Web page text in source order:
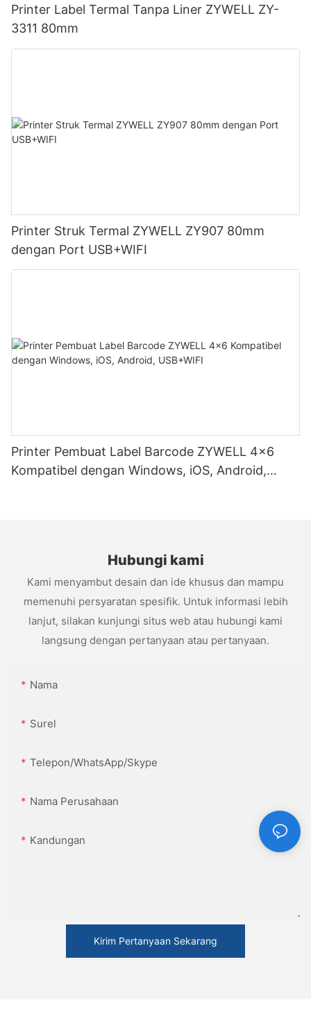
Printer Label Termal Tanpa Liner ZYWELL ZY-
3311 80mm
Printer Struk Termal ZYWELL ZY907 80mm
dengan Port USB+WIFI
Printer Pembuat Label Barcode ZYWELL 4x6
Kompatibel dengan Windows, iOS, Android,
Hubungi kami
Kami menyambut desain dan ide khusus dan mampu
memenuhi persyaratan spesifik. Untuk informasi lebih
lanjut, silakan kunjungi situs web atau hubungi kami
langsung dengan pertanyaan atau pertanyaan.
Nama
Surel
Telepon/WhatsApp/Skype
Nama Perusahaan
Kandungan
Kirim Pertanyaan Sekarang